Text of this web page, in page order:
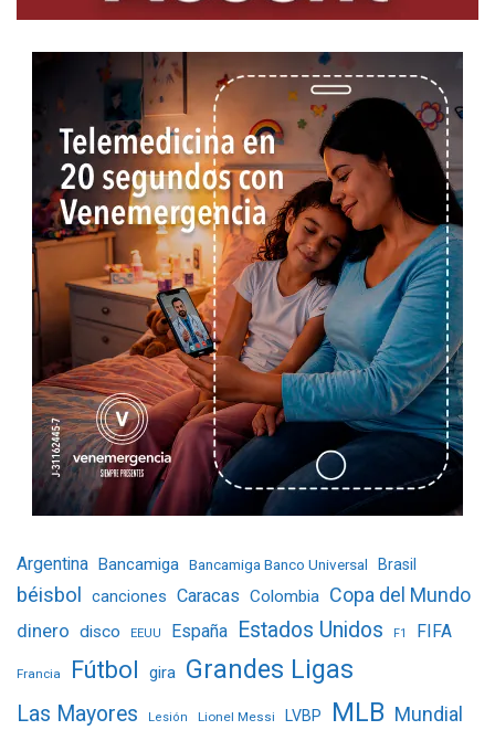
Argentina Bancamiga Bancamiga Banco Universal Brasil
béisbol canciones Caracas Colombia Copa del Mundo
dinero disco EEUU España Estados Unidos F1 FIFA
Francia Fútbol gira Grandes Ligas
Las Mayores Lesión Lionel Messi LVBP MLB Mundial